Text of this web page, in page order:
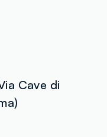
Cave di